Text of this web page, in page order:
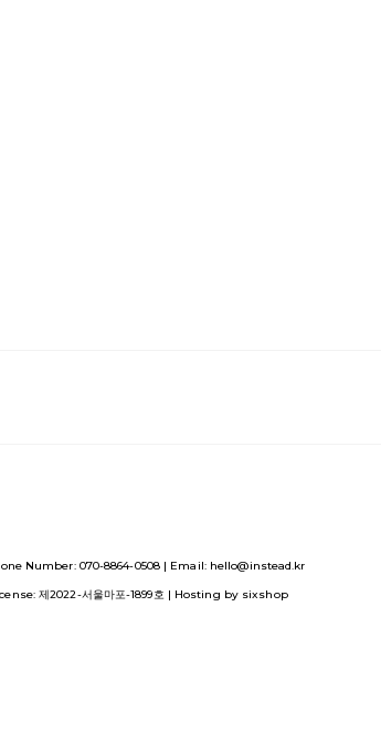
Number: 070-8864-0508 | Email: hello@instead.kr
제2022-서울마포-1899호 | Hosting by sixshop